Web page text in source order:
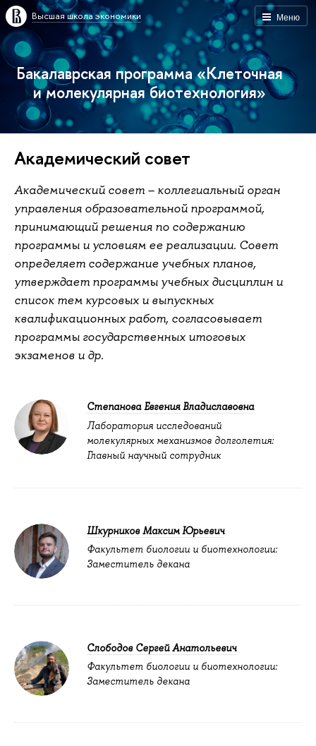
Меню
Высшая школа экономики
Бакалаврская программа «Клеточная
и молекулярная биотехнология»
Академический совет
Академический совет – коллегиальный орган
управления образовательной программой,
принимающий решения по содержанию
программы и условиям ее реализации. Совет
определяет содержание учебных планов,
утверждает программы учебных дисциплин и
список тем курсовых и выпускных
квалификационных работ, согласовывает
программы государственных итоговых
экзаменов и др.
Степанова Евгения Владиславовна
Лаборатория исследований
молекулярных механизмов долголетия:
Главный научный сотрудник
Шкурников Максим Юрьевич
Факультет биологии и биотехнологии:
Заместитель декана
Слободов Сергей Анатольевич
Факультет биологии и биотехнологии:
Заместитель декана